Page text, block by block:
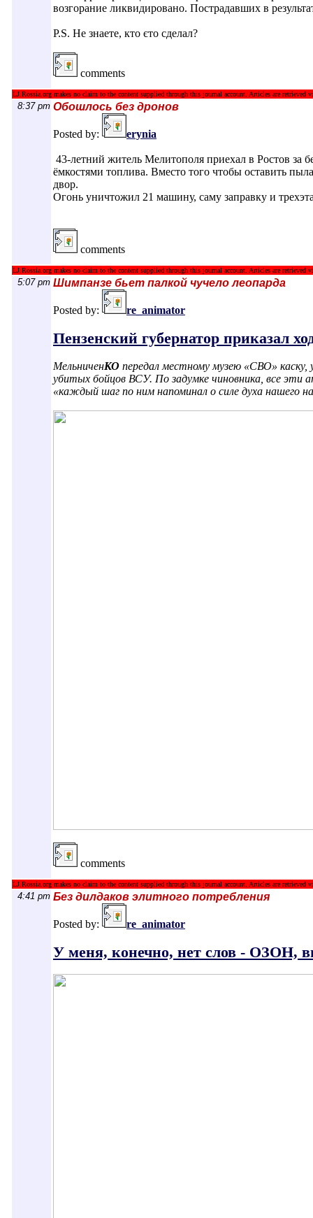
возгорание ликвидировано. Пострадавших в
P.S. Не знаете, кто єто сделал?
comments
LJ.Rossia.org makes no claim to the content supplied through this journal account. Articles are retrieved
8:37 pm Обошлось без дронов
Posted by: erynia
43-летний житель Мелитополя приехал в Ростов за
ёмкостями топлива. Вместо того чтобы оставить
двор.
Огонь уничтожил 21 машину, саму заправку и
comments
LJ.Rossia.org makes no claim to the content supplied through this journal account. Articles are retrieved
5:07 pm Шимпанзе бьет палкой чучело леопарда
Posted by: re_animator
Пензенский губернатор приказал
МельниченКО передал местному музею «СВО» каску,
убитых бойцов ВСУ. По задумке чиновника, все
«каждый шаг по ним напоминал о силе духа нашего
comments
LJ.Rossia.org makes no claim to the content supplied through this journal account. Articles are retrieved
4:41 pm Без дилдаков элитного потребления
Posted by: re_animator
У меня, конечно, нет слов - ОЗОН,